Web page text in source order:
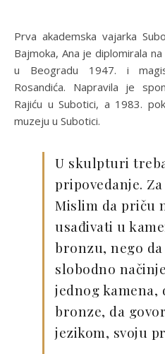
Prva akademska vajarka
Bajmoka, Ana je diplomirala
u Beogradu 1947. i
Rosandića. Napravila je
Rajiću u Subotici, a 1983.
muzeju u Subotici.
U skulpturi
pripovedanje.
Mislim da priču
usađivati u
bronzu, nego
slobodno
jednog kamena,
bronze, da
jezikom, svoju